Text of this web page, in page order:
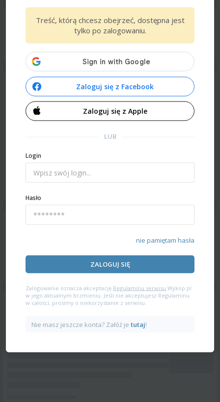
Treść, którą chcesz obejrzeć, dostępna jest
tylko po zalogowaniu.
Zaloguj się z Facebook
Zaloguj się z Apple
LUB
Login
Hasło
nie pamiętam hasła
ZALOGUJ SIĘ
Zalogowanie oznacza akceptację Regulaminu serwisu Wykop.pl
w jego aktualnym brzmieniu. Jeśli nie akceptujesz Regulaminu
w całości, prosimy o niekorzystanie z serwisu.
Nie masz jeszcze konta? Załóż je tutaj!